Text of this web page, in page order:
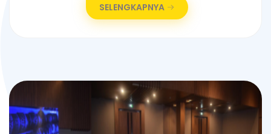
SELENGKAPNYA